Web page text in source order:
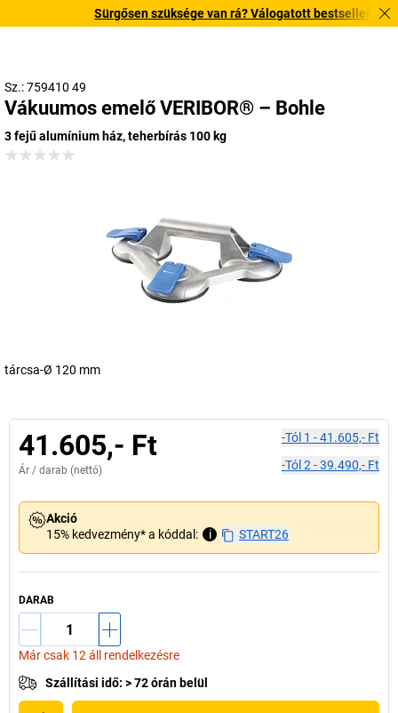
Sürgősen szüksége van rá? Válogatott bestseller
Sz.: 759410 49
Vákuumos emelő VERIBOR® – Bohle
3 fejű alumínium ház, teherbírás 100 kg
tárcsa-Ø 120 mm
41.605,- Ft
Ár / darab (nettó)
-tól 1 -41.605,- Ft
-tól 2 -39.490,- Ft
Akció
15% kedvezmény* a kóddal:
i START26
DARAB
Már csak 12 áll rendelkezésre
Szállítási idő: > 72 órán belül